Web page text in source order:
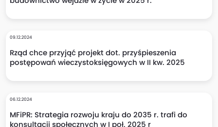
09.12.2024
Rząd chce przyjąć projekt dot. przyśpieszenia
postępowań wieczystoksięgowych w II kw. 2025
06.12.2024
MFiPR: Strategia rozwoju kraju do 2035 r. trafi do
konsultacji społecznych w I poł. 2025 r